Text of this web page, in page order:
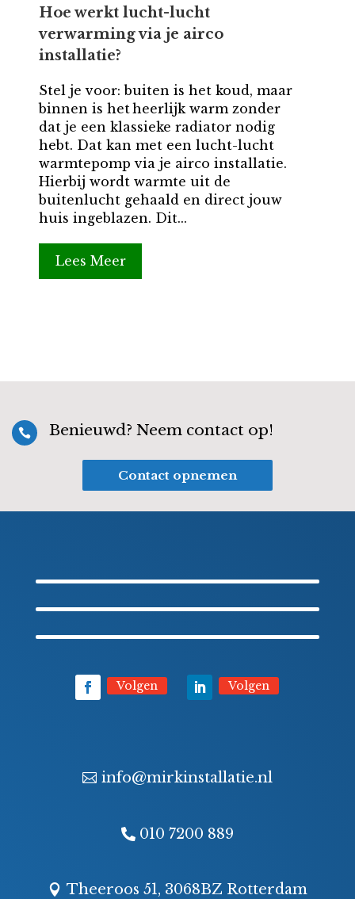
Hoe werkt lucht-lucht
verwarming via je airco
installatie?
Stel je voor: buiten is het koud, maar
binnen is het heerlijk warm zonder
dat je een klassieke radiator nodig
hebt. Dat kan met een lucht-lucht
warmtepomp via je airco installatie.
Hierbij wordt warmte uit de
buitenlucht gehaald en direct jouw
huis ingeblazen. Dit...
Lees Meer
 Benieuwd? Neem contact op!
Contact opnemen
Volgen Volgen
info@mirkinstallatie.nl
010 7200 889
Theeroos 51, 3068BZ Rotterdam